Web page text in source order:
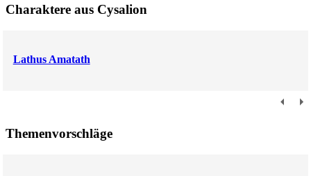
Charaktere aus Cysalion
Lathus Amatath
Themenvorschläge